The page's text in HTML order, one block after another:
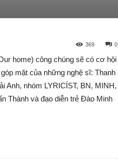
0
369
home) công chúng sẽ có cơ hội
mặt của những nghệ sĩ: Thanh
Anh, nhóm LYRICÍST, BN, MINH,
Thành và đạo diễn trẻ Đào Minh